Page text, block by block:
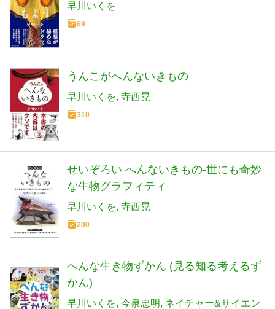
早川いくを
69
うんこがへんないきもの
早川いくを 寺西晃
310
せいぞろい へんないきもの-世にも奇妙
な生物グラフィティ
早川いくを 寺西晃
200
へんな生き物ずかん (見る知る考えるず
かん)
早川いくを 今泉忠明
ネイチャー&サイエン